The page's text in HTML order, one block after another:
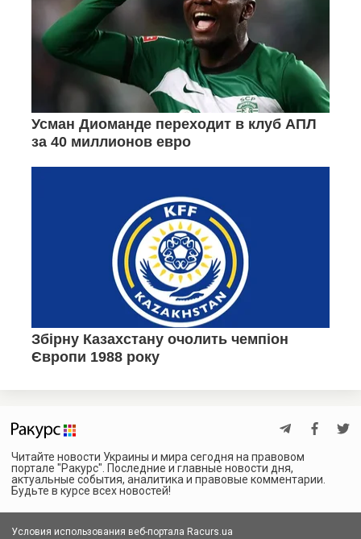
Читайте новости Украины и мира сегодня на правовом
портале "Ракурс". Последние и главные новости дня,
актуальные события, аналитика и правовые комментарии.
Будьте в курсе всех новостей!
Условия использования веб-портала Racurs.ua